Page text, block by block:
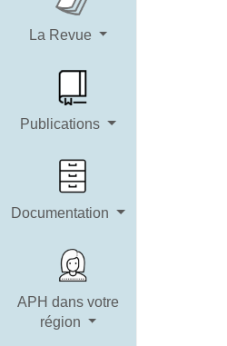
La Revue
Publications
Documentation
APH dans votre
région